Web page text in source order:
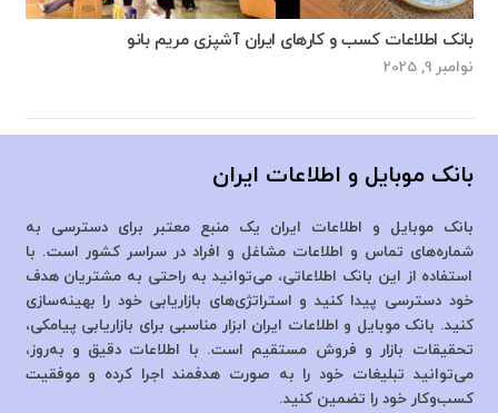
بانک اطلاعات کسب و کارهای ایران آشپزی مریم بانو
نوامبر 9, 2025
بانک موبایل و اطلاعات ایران
بانک موبایل و اطلاعات ایران یک منبع معتبر برای دسترسی به
شماره‌های تماس و اطلاعات مشاغل و افراد در سراسر کشور است. با
استفاده از این بانک اطلاعاتی، می‌توانید به راحتی به مشتریان هدف
خود دسترسی پیدا کنید و استراتژی‌های بازاریابی خود را بهینه‌سازی
کنید. بانک موبایل و اطلاعات ایران ابزار مناسبی برای بازاریابی پیامکی،
تحقیقات بازار و فروش مستقیم است. با اطلاعات دقیق و به‌روز،
می‌توانید تبلیغات خود را به صورت هدفمند اجرا کرده و موفقیت
کسب‌وکار خود را تضمین کنید.